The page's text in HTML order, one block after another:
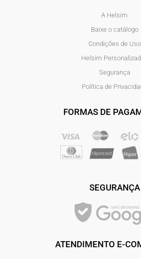
A Helsim
Baixe o catálogo
Condições de Uso
Helsim
Segurança
Política de
FORMAS DE
SEGURANÇA
ATENDIMENTO E-